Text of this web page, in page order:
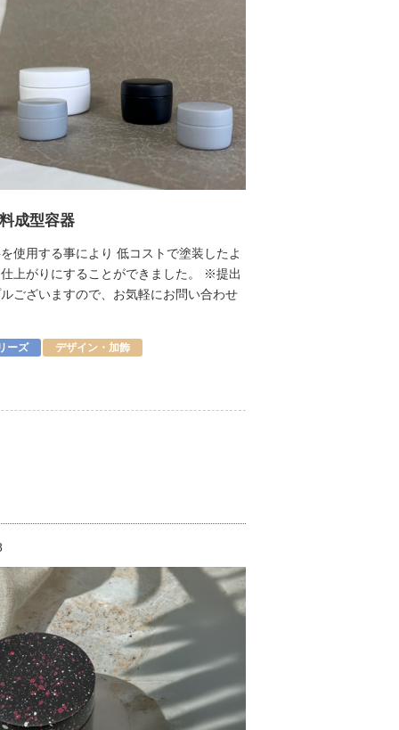
成型容器
使用する事により 低コストで塗装したよ
上がりにすることができました。 ※提出
ございますので、お気軽にお問い合わせ
ーズ デザイン・加飾